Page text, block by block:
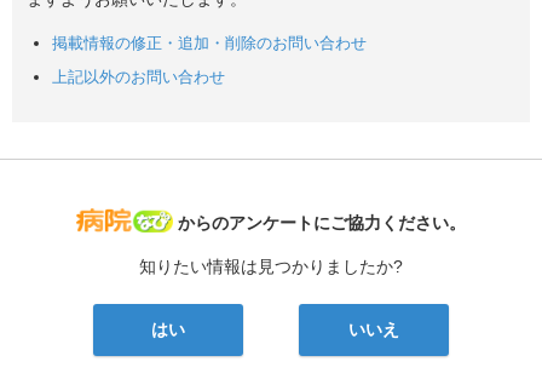
掲載情報の修正・追加・削除のお問い合わせ
上記以外のお問い合わせ
病院なび
からのアンケートにご協力ください。
知りたい情報は見つかりましたか?
はい いいえ